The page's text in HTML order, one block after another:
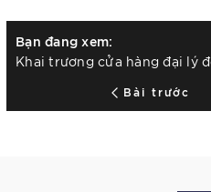
Bạn đang xem:
Khai trương cửa hàng đại lý
Bài trước